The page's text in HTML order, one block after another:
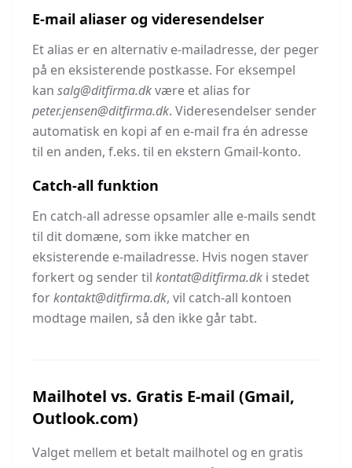
E-mail aliaser og videresendelser
Et alias er en alternativ e-mailadresse, der peger
på en eksisterende postkasse. For eksempel
kan salg@ditfirma.dkvære et alias for
peter.jensen@ditfirma.dk. Videresendelser sender
automatisk en kopi af en e-mail fra én adresse
til en anden, f.eks. til en ekstern Gmail-konto.
Catch-all funktion
En catch-all adresse opsamler alle e-mails sendt
til dit domæne, som ikke matcher en
eksisterende e-mailadresse. Hvis nogen staver
forkert og sender til kontat@ditfirma.dk i stedet
forkontakt@ditfirma.dk, vil catch-all kontoen
modtage mailen, så den ikke går tabt.
Mailhotel vs. Gratis E-mail (Gmail,
Outlook.com)
Valget mellem et betalt mailhotel og en gratis